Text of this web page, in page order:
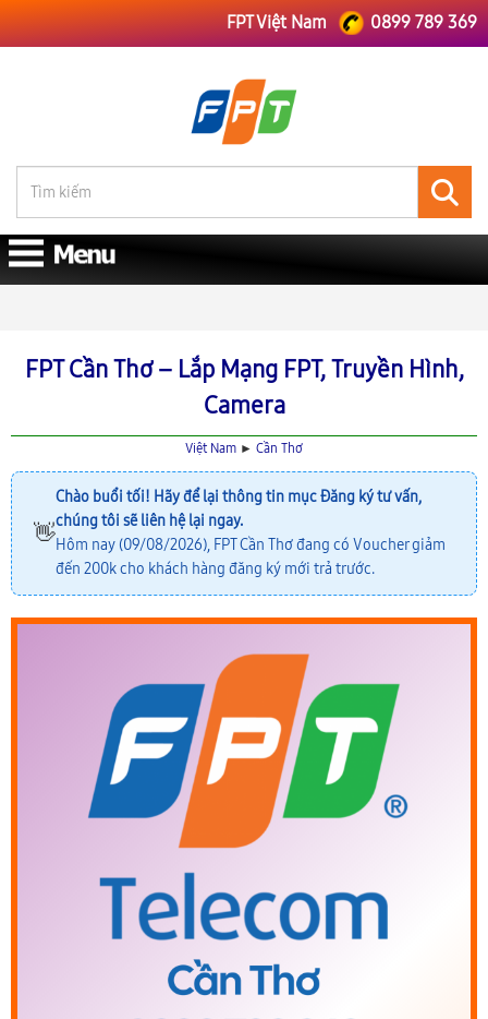
FPT Việt Nam 0899 789 369
FPT Cần Thơ – Lắp Mạng FPT, Truyền Hình,
Camera
Việt Nam ► Cần Thơ
👋
Chào buổi tối! Hãy để lại thông tin mụcĐăng ký tư vấn,
chúng tôi sẽ liên hệ lại ngay.
Hôm nay (09/08/2026), FPT Cần Thơ đang có Voucher giảm
đến 200k cho khách hàng đăng ký mới trả trước.